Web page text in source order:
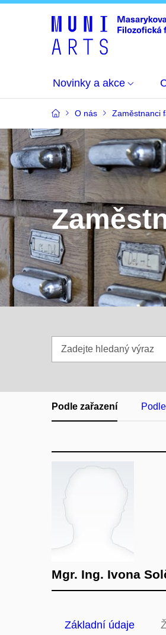
Novinky a akce
O nás Zaměstnanci
hledaný
Podle zařazení
Mgr. Ing. Ivona
Základní údaje